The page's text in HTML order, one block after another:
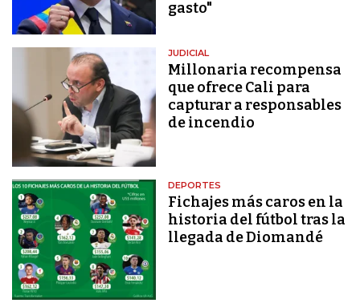
gasto"
JUDICIAL
Millonaria recompensa
que ofrece Cali para
capturar a responsables
de incendio
DEPORTES
Fichajes más caros en la
historia del fútbol tras la
llegada de Diomandé